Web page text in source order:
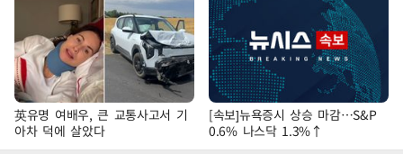
英유명 여배우, 큰 교통사고서 기
아차 덕에 살았다
[속보]뉴욕증시 상승 마감…S&P
0.6% 나스닥 1.3%↑